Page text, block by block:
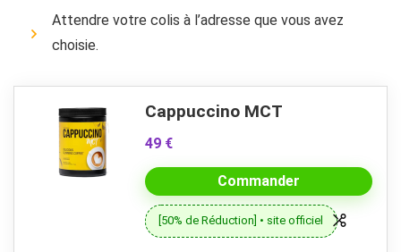
Attendre votre colis à l’adresse que vous avez
choisie.
Cappuccino MCT
49 €
Commander
[50% de Réduction] • site officiel